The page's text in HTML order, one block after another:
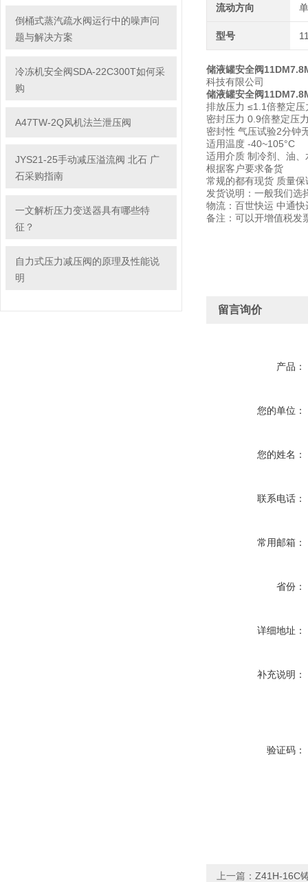
倒桶式蒸汽疏水阀运行中的噪声问
题与解决方案
冷冻机安全阀SDA-22C300T如何采
购
A47TW-2Q风机法兰泄压阀
JYS21-25手动减压溢流阀 北石 广
石采购指南
一文解析压力变送器具有哪些特
征？
自力式压力减压阀的原理及性能说
明
流动方向
型号
储液罐安全阀
科技有限公司
储液罐安全阀
排放压力 ≤1.1倍整定压
密封压力 0.9倍整定压
密封性 气压试验2分钟
适用温度 -40~105°C
适用介质 制冷剂、油、
根据客户要求备货
常规的都有现货 质量
发货说明：一般我们选
物流：百世快运 中通
备注：可以开增值税发
留言询价
产品：
您的单位：
您的姓名：
联系电话：
常用邮箱：
省份：
详细地址：
补充说明：
验证码：
上一篇： Z41H-16C